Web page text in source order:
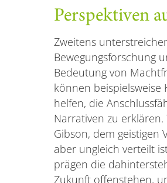
Perspektiven
Zweitens
Bewegungsforschung
Bedeutung von
können beispielsweise
helfen, die
Narrativen zu
Gibson, dem geistigen
aber ungleich verteilt
prägen die
Zukunft offenstehen,